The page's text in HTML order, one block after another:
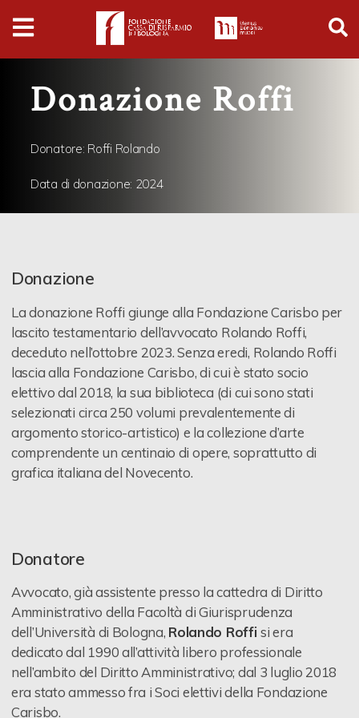
Digital
Humanities
Donazioni
Pubblicazioni
Il progetto Digital Humanities
Contattaci
Donazione Roffi
Donatore: Roffi Rolando
Data di donazione: 2024
Donazione
La donazione Roffi giunge alla Fondazione Carisbo per
lascito testamentario dell’avvocato Rolando Roffi,
deceduto nell’ottobre 2023. Senza eredi, Rolando Roffi
lascia alla Fondazione Carisbo, di cui è stato socio
elettivo dal 2018, la sua biblioteca (di cui sono stati
selezionati circa 250 volumi prevalentemente di
argomento storico-artistico) e la collezione d’arte
comprendente un centinaio di opere, soprattutto di
grafica italiana del Novecento.
Donatore
Avvocato, già assistente presso la cattedra di Diritto
Amministrativo della Facoltà di Giurisprudenza
dell’Università di Bologna, Rolando Roffisi era
dedicato dal 1990 all’attività libero professionale
nell’ambito del Diritto Amministrativo; dal 3 luglio 2018
era stato ammesso fra i Soci elettivi della Fondazione
Carisbo.